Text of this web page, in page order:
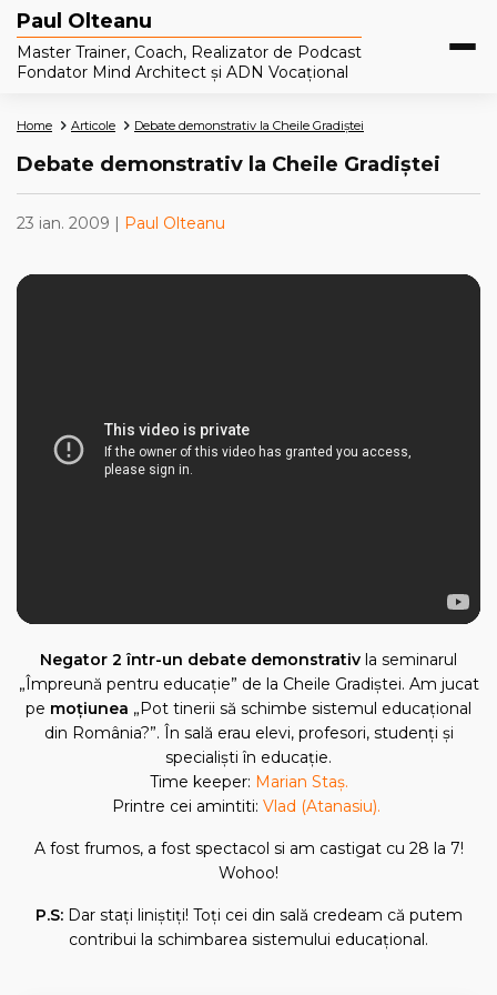
Paul Olteanu
Master Trainer, Coach, Realizator de Podcast
Fondator Mind Architect și ADN Vocațional
Home Articole Debate demonstrativ la Cheile Gradiştei
Debate demonstrativ la Cheile Gradiştei
23 ian. 2009 | Paul Olteanu
Negator 2 într-un debate demonstrativ la seminarul
„Împreună pentru educaţie” de la Cheile Gradiştei. Am jucat
pe moţiunea „Pot tinerii să schimbe sistemul educaţional
din România?”. În sală erau elevi, profesori, studenţi şi
specialişti în educaţie.
Time keeper: Marian Staş.
Printre cei amintiti: Vlad (Atanasiu).
A fost frumos, a fost spectacol si am castigat cu 28 la 7!
Wohoo!
P.S:Dar staţi liniştiţi! Toţi cei din sală credeam că putem
contribui la schimbarea sistemului educaţional.